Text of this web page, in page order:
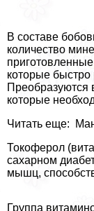
В составе
количество
которые
Преобразуются
которые
Читать еще:
Токоферол
сахарном
мышц,
Группа